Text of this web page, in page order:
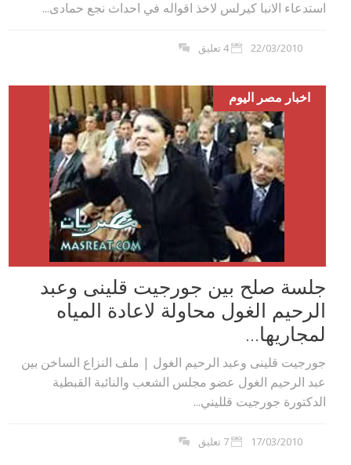
استدعاء الانبا كيرلس لاخذ اقواله في احداث نجع حمادى...
22/03/2010 4 تعليق
اخبار مصر اليوم
جلسة صلح بين جورجيت قلينى وعبد
الرحيم الغول محاولة لاعادة المياه
لمجاريها...
جورجيت قلينى وعبد الرحيم الغول | ملف النزاع الساخن بين
عبد الرحيم الغول عضو مجلس الشعب والنائبة القبطية
الدكتورة جورجيت قلليني...
17/03/2010 7 تعليق